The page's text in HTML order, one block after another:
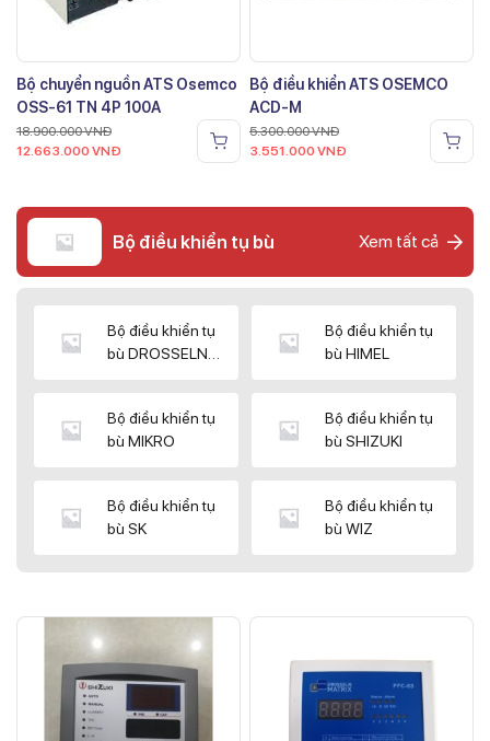
Bộ chuyển nguồn ATS Osemco
OSS-61 TN 4P 100A
18.900.000VNĐ
12.663.000 VNĐ
Bộ điều khiển ATS OSEMCO
ACD-M
5.300.000VNĐ
3.551.000 VNĐ
Bộ điều khiển tụ bù Xem tất cả
Bộ điều khiển tụ
bù DROSSELN
Bộ điều khiển tụ
bù HIMEL
Bộ điều khiển tụ
bù MIKRO
Bộ điều khiển tụ
bù SHIZUKI
Bộ điều khiển tụ
bù SK
Bộ điều khiển tụ
bù WIZ